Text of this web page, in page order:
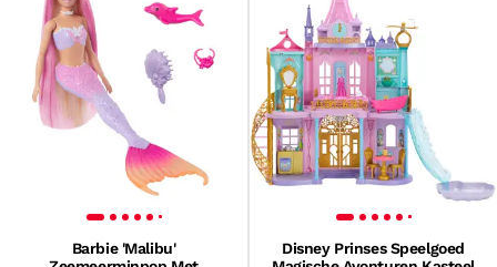
Barbie 'Malibu'
Disney Prinses Speelgoed